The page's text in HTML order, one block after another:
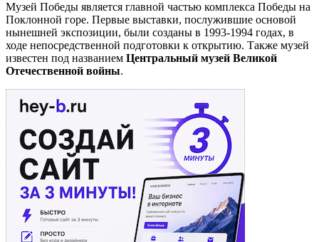
Музей Победы является главной частью комплекса Победы на
Поклонной горе. Первые выставки, послужившие основой
нынешней экспозиции, были созданы в 1993-1994 годах, в
ходе непосредственной подготовки к открытию. Также музей
известен под названием Центральный музей Великой
Отечественной войны.